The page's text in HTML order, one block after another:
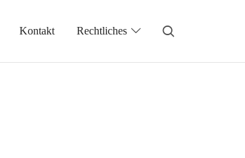
Kontakt Rechtliches